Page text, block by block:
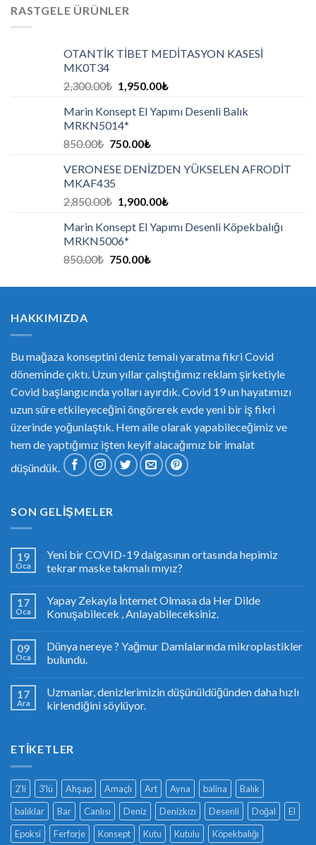
RASTGELE ÜRÜNLER
OTANTİK TİBET MEDİTASYON KASESİ
MK0T34
2,300.00₺ 1,950.00₺
Marin Konsept El Yapımı Desenli Balık
MRKN5014*
850.00₺ 750.00₺
VERONESE DENİZDEN YÜKSELEN AFRODİT
MKAF435
2,850.00₺ 1,900.00₺
Marin Konsept El Yapımı Desenli Köpekbalığı
MRKN5006*
850.00₺ 750.00₺
HAKKIMIZDA
Bu mağaza konseptini deniz temalı yaratma fikri Covid
döneminde çıktı. Uzun yıllar çalıştığımız reklam şirketiyle
Covid başlangıcında yolları ayırdık. Covid 19 un hayatımızı
uzun süre etkileyeceğini öngörerek evde yeni bir iş fikri
üzerinde yoğunlaştık. Hem aile olarak yapabileceğimiz ve
hem de yaptığımız işten keyif alacağımız bir imalat
düşündük.
SON GELIŞMELER
19
Oca
Yeni bir COVID-19 dalgasının ortasında hepimiz
tekrar maske takmalı mıyız?
17
Oca
Yapay Zekayla İnternet Olmasa da Her Dilde
Konuşabilecek , Anlayabileceksiniz.
09
Oca
Dünya nereye ? Yağmur Damlalarında mikroplastikler
bulundu.
17
Ara
Uzmanlar, denizlerimizin düşünüldüğünden daha hızlı
kirlendiğini söylüyor.
ETIKETLER
2'li 3'lü Ahşap Amaçlı Art Ayna balina
Balık
balıklar
Bar Canlısı Deniz Denizkızı Desenli Doğal
El
Epoksi
Ferforje Konsept Kutu Kutulu Köpekbalığı